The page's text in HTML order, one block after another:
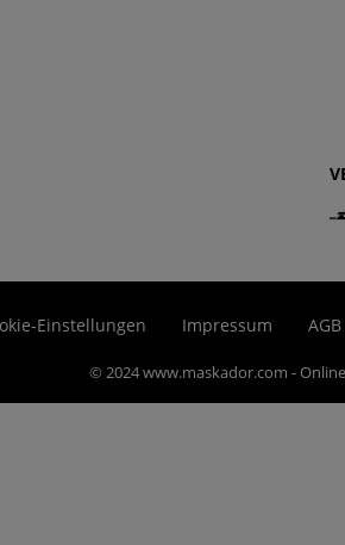
Einstellungen Impressum AGB
© 2024 www.maskador.com -